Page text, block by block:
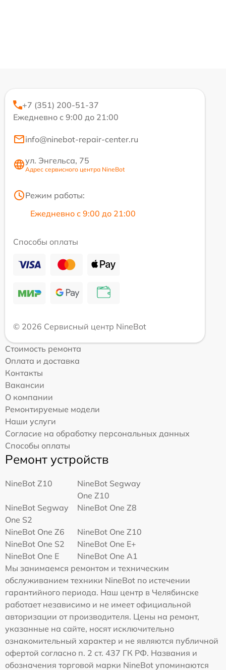
+7 (351) 200-51-37
Ежедневно с 9:00 до 21:00
info@ninebot-repair-center.ru
ул. Энгельса, 75
Адрес сервисного центра NineBot
Режим работы:
Ежедневно с 9:00 до 21:00
Способы оплаты
© 2026 Сервисный центр NineBot
Стоимость ремонта
Оплата и доставка
Контакты
Вакансии
О компании
Ремонтируемые модели
Наши услуги
Согласие на обработку персональных данных
Способы оплаты
Ремонт устройств
NineBot Z10
NineBot Segway
One Z10
NineBot Segway
One S2
NineBot One Z8
NineBot One Z6
NineBot One Z10
NineBot One S2
NineBot One E+
NineBot One E
NineBot One A1
Мы занимаемся ремонтом и техническим
обслуживанием техники NineBot по истечении
гарантийного периода. Наш центр в Челябинске
работает независимо и не имеет официальной
авторизации от производителя. Цены на ремонт,
указанные на сайте, носят исключительно
ознакомительный характер и не являются публичной
офертой согласно п. 2 ст. 437 ГК РФ. Названия и
обозначения торговой марки NineBot упоминаются